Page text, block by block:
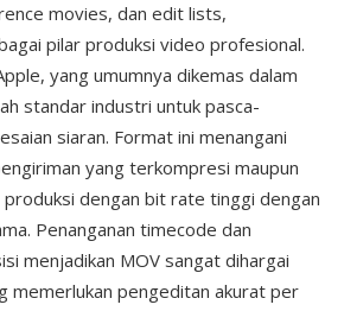
movies, dan edit lists,
pilar produksi video profesional.
yang umumnya dikemas dalam
standar industri untuk pasca-
siaran. Format ini menangani
yang terkompresi maupun
dengan bit rate tinggi dengan
Penanganan timecode dan
menjadikan MOV sangat dihargai
memerlukan pengeditan akurat per